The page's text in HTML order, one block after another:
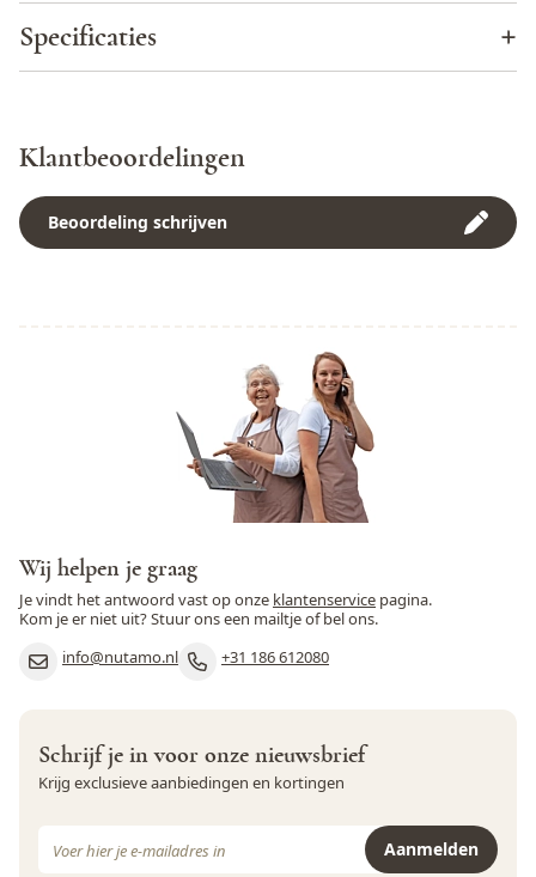
Specificaties
Appellatie
Bottelaar
Yalumba, Angaston,
Geen 18, geen alcohol
Alcoholconsumptie schaadt
de zwangerschap
Klantbeoordelingen
Beoordeling schrijven
Wij helpen je graag
Je vindt het antwoord vast op onze klantenservice pagina.
Kom je er niet uit? Stuur ons een mailtje of bel ons.
info@nutamo.nl
+31 186 612080
Schrijf je in voor onze nieuwsbrief
Krijg exclusieve aanbiedingen en kortingen
Aanmelden